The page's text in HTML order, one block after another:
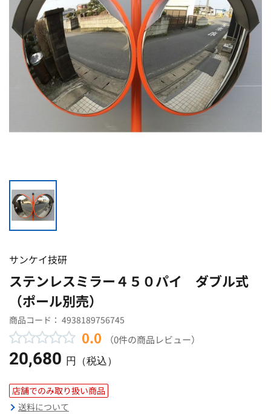
サンケイ技研
ステンレスミラー４５０パイ ダブル式
（ポール別売）
商品コード： 4938189756745
0.0 （0件の商品レビュー）
20,680 円（税込）
店舗でのみ取り扱い商品
送料について